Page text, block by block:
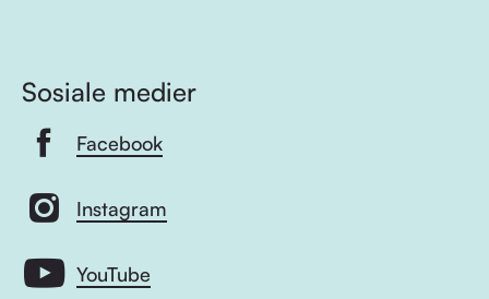
Sosiale medier
Facebook
Instagram
YouTube